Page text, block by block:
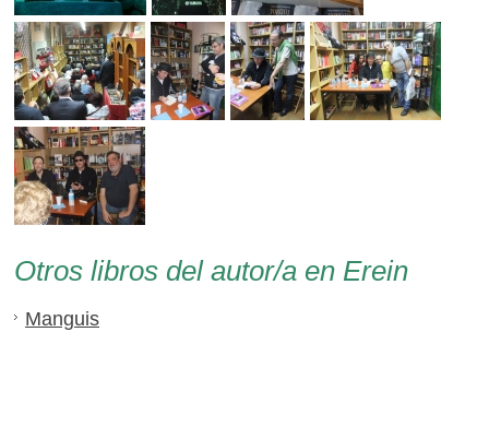
Otros libros del autor/a en Erein
Manguis